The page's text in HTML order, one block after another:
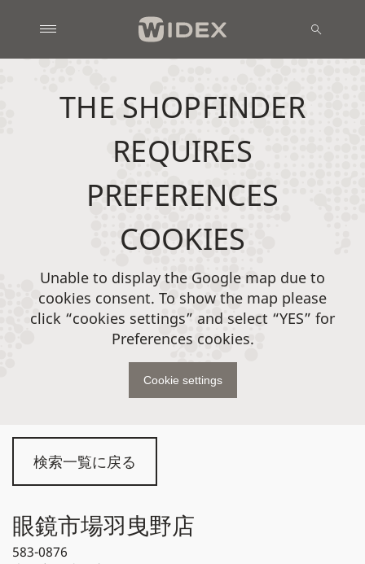
検索一覧に戻る
眼鏡市場羽曳野店
583-0876
THE SHOPFINDER
REQUIRES
PREFERENCES
COOKIES
Unable to display the Google map due to
cookies consent. To show the map please
click “cookies settings” and select “YES” for
Preferences cookies.
Cookie settings